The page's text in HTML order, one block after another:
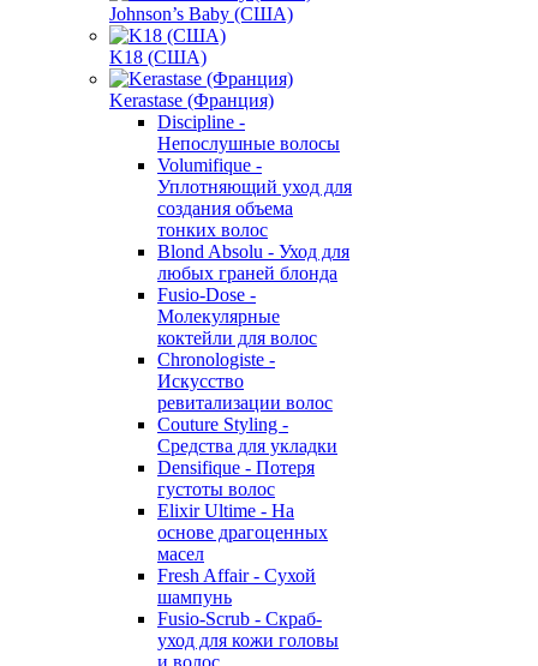
Johnson’s Baby (США)
K18 (США)
Kerastase (Франция)
Discipline -
Непослушные волосы
Volumifique -
Уплотняющий уход для
создания объема
тонких волос
Blond Absolu - Уход для
любых граней блонда
Fusio-Dose -
Молекулярные
коктейли для волос
Chronologiste -
Искусство
ревитализации волос
Couture Styling -
Средства для укладки
Densifique - Потеря
густоты волос
Elixir Ultime - На
основе драгоценных
масел
Fresh Affair - Сухой
шампунь
Fusio-Scrub - Скраб-
уход для кожи головы
и волос